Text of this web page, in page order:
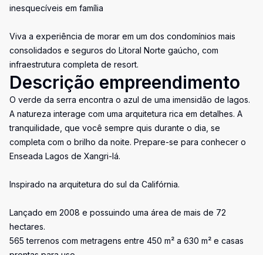
inesquecíveis em família
Viva a experiência de morar em um dos condomínios mais
consolidados e seguros do Litoral Norte gaúcho, com
infraestrutura completa de resort.
Descrição empreendimento
O verde da serra encontra o azul de uma imensidão de lagos.
A natureza interage com uma arquitetura rica em detalhes. A
tranquilidade, que você sempre quis durante o dia, se
completa com o brilho da noite. Prepare-se para conhecer o
Enseada Lagos de Xangri-lá.
Inspirado na arquitetura do sul da Califórnia.
Lançado em 2008 e possuindo uma área de mais de 72
hectares.
565 terrenos com metragens entre 450 m² a 630 m² e casas